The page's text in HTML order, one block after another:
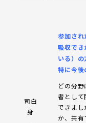
司白
身
参加され
吸収でき
いる）の
特に今後
どの分
者とし
できま
か、共